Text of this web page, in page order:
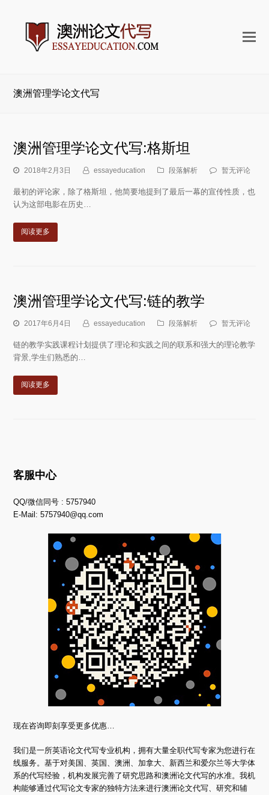
打
澳洲管理学论文代写
澳洲管理学论文代写:格斯坦
2018年2月3日 essayeducation 段落解析 暂无评论
最初的评论家，除了格斯坦，他简要地提到了最后一幕的宣传性质，也
认为这部电影在历史…
阅读更多
澳洲管理学论文代写:链的教学
2017年6月4日 essayeducation 段落解析 暂无评论
链的教学实践课程计划提供了理论和实践之间的联系和强大的理论教学
背景,学生们熟悉的…
阅读更多
客服中心
QQ/微信同号 : 5757940
E-Mail:5757940@qq.com
现在咨询即刻享受更多优惠…
我们是一所英语论文代写专业机构，拥有大量全职代写专家为您进行在
线服务。基于对美国、英国、澳洲、加拿大、新西兰和爱尔兰等大学体
系的代写经验，机构发展完善了研究思路和澳洲论文代写的水准。我机
构能够通过代写论文专家的独特方法来进行澳洲论文代写、研究和辅